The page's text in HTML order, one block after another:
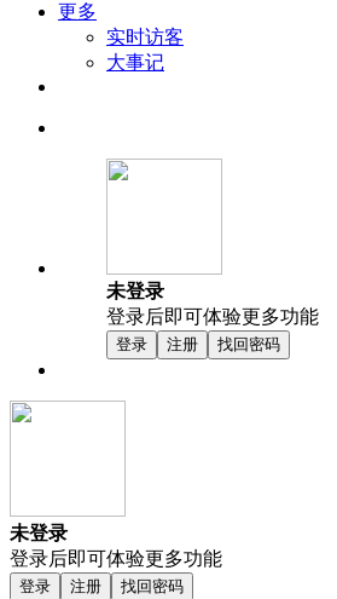
更多
实时访客
大事记
未登录
登录后即可体验更多功能
登录 注册 找回密码
未登录
登录后即可体验更多功能
登录 注册 找回密码